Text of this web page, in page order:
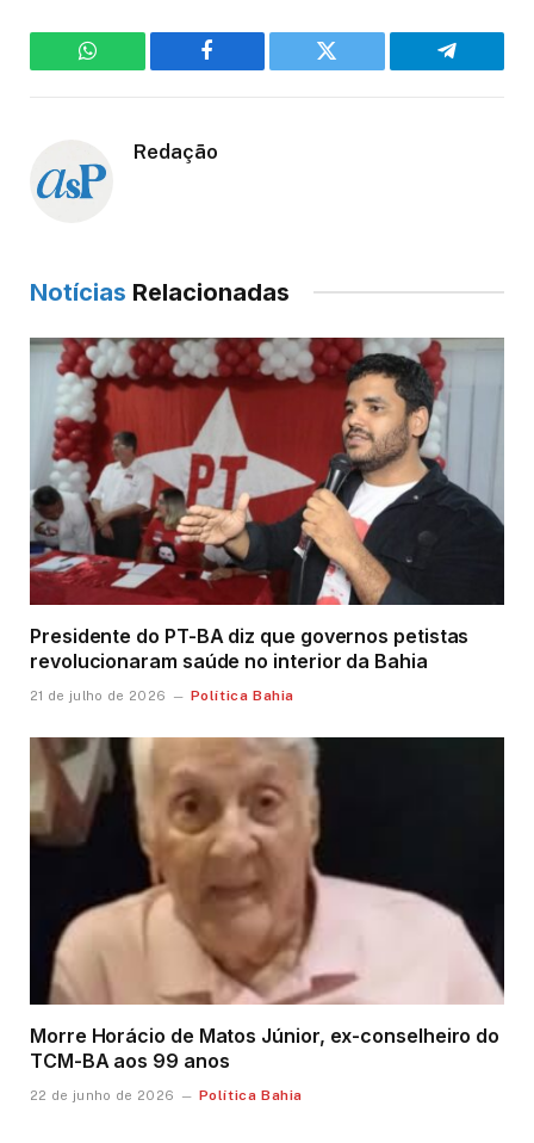
WhatsApp Facebook Twitter Telegram
Redação
Notícias Relacionadas
Presidente do PT-BA diz que governos petistas
revolucionaram saúde no interior da Bahia
21 de julho de 2026 Política Bahia
Morre Horácio de Matos Júnior, ex-conselheiro do
TCM-BA aos 99 anos
22 de junho de 2026 Política Bahia